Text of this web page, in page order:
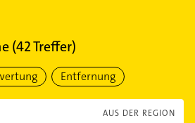
(42Treffer)
Entfernung
AUS DER REGION